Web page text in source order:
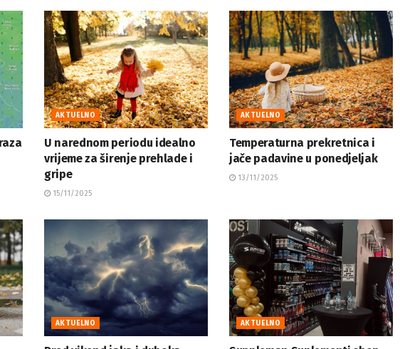
AKTUELNO
U narednom periodu idealno
vrijeme za širenje prehlade i
gripe
15/11/2025
AKTUELNO
Temperaturna prekretnica i
jače padavine u ponedjeljak
13/11/2025
AKTUELNO AKTUELNO